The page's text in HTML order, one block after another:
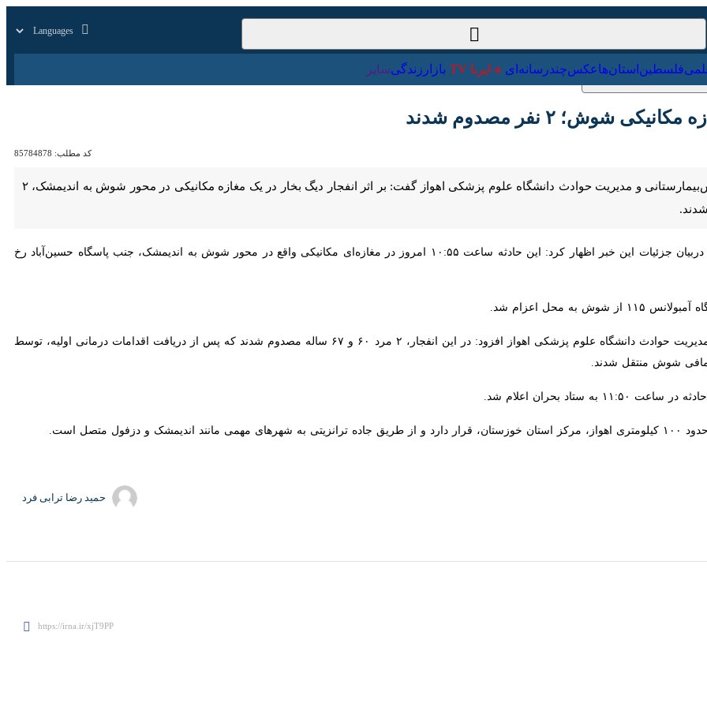
علمی فلسطین استان‌ها عکس چندرسانه‌ای ایرنا TV
شوش؛ ۲ نفر مصدوم شدند
کد مطلب: 85784878